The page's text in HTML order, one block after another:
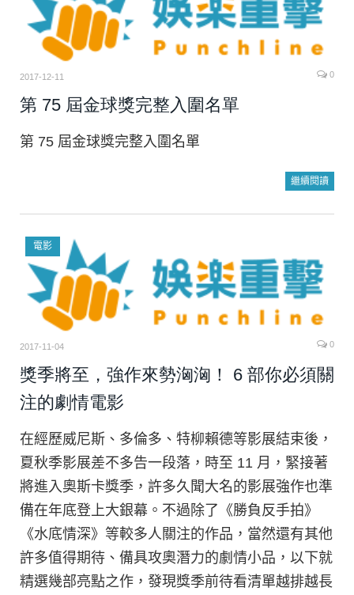
2017-12-11 0
第 75 屆金球獎完整入圍名單
第 75 屆金球獎完整入圍名單
繼續閱讀
電影
2017-11-04 0
獎季將至，強作來勢洶洶！ 6 部你必須關
注的劇情電影
在經歷威尼斯、多倫多、特柳賴德等影展結束後，
夏秋季影展差不多告一段落，時至 11 月，緊接著
將進入奧斯卡獎季，許多久聞大名的影展強作也準
備在年底登上大銀幕。不過除了《勝負反手拍》
《水底情深》等較多人關注的作品，當然還有其他
許多值得期待、備具攻奧潛力的劇情小品，以下就
精選幾部亮點之作，發現獎季前待看清單越排越長